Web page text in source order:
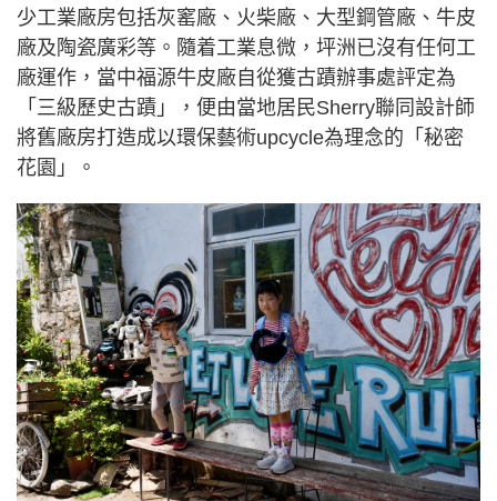
少工業廠房包括灰窰廠、火柴廠、大型鋼管廠、牛皮
廠及陶瓷廣彩等。隨着工業息微，坪洲已沒有任何工
廠運作，當中福源牛皮廠自從獲古蹟辦事處評定為
「三級歷史古蹟」，便由當地居民Sherry聯同設計師
將舊廠房打造成以環保藝術upcycle為理念的「秘密
花園」。